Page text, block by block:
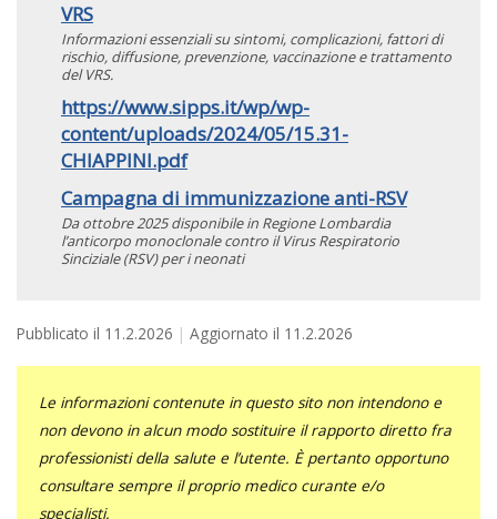
VRS
Informazioni essenziali su sintomi, complicazioni, fattori di
rischio, diffusione, prevenzione, vaccinazione e trattamento
del VRS.
https://www.sipps.it/wp/wp-
content/uploads/2024/05/15.31-
CHIAPPINI.pdf
Campagna di immunizzazione anti-RSV
Da ottobre 2025 disponibile in Regione Lombardia
l’anticorpo monoclonale contro il Virus Respiratorio
Sinciziale (RSV) per i neonati
Pubblicato il 11.2.2026 Aggiornato il 11.2.2026
Le informazioni contenute in questo sito non intendono e
non devono in alcun modo sostituire il rapporto diretto fra
professionisti della salute e l’utente. È pertanto opportuno
consultare sempre il proprio medico curante e/o
specialisti.